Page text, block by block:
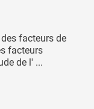
facteurs de
facteurs
de l' ...